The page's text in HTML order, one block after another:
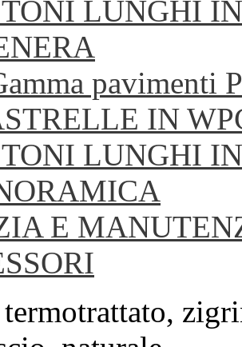
LUNGHI
pavimenti
IN
LUNGHI
E